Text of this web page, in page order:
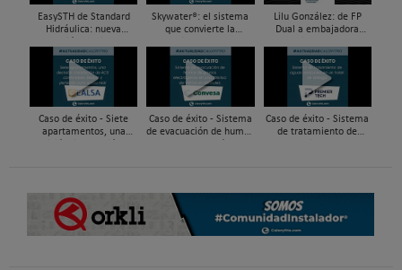
EasySTH de Standard
Hidráulica: nueva
de expansión para
tuberías PEX
Skywater®: el sistema
que convierte la
infraestructura activa de
gestión del agua...
Lilu González: de FP
Dual a embajadora
| Mecatrónica Industrial
Caso de éxito - Siete
apartamentos, una
Caso de éxito - Sistema
de evacuación de humos
Caso de éxito - Sistema
de tratamiento de